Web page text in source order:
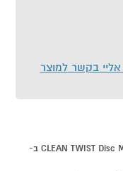
אליי בקשר למוצר
למה כדאי לקנות ערכת שטיפה CLEAN TWIST Disc Mop Ergo mobile ב-